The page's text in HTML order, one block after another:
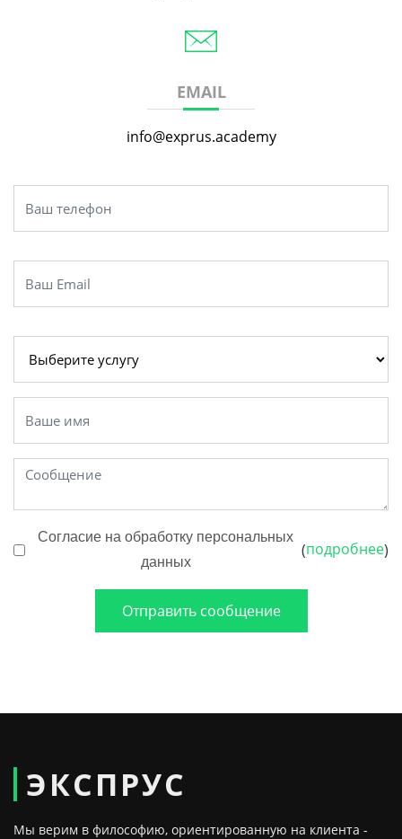
EMAIL
info@exprus.academy
Согласие на обработку персональных
данных
(подробнее)
Отправить сообщение
ЭКСПРУС
Мы верим в философию, ориентированную на клиента -